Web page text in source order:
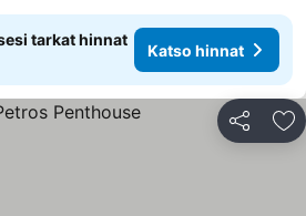
tarkat hinnat
Katso hinnat
Jaa